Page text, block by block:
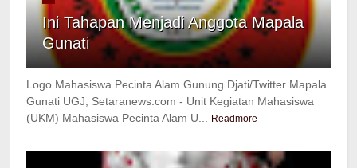
Ini Tahapan Menjadi Anggota Mapala
Gunati
Logo Mahasiswa Pecinta Alam Gunung Djati/Twitter Mapala
Gunati UGJ, Setaranews.com - Unit Kegiatan Mahasiswa
(UKM) Mahasiswa Pecinta Alam U...
Readmore